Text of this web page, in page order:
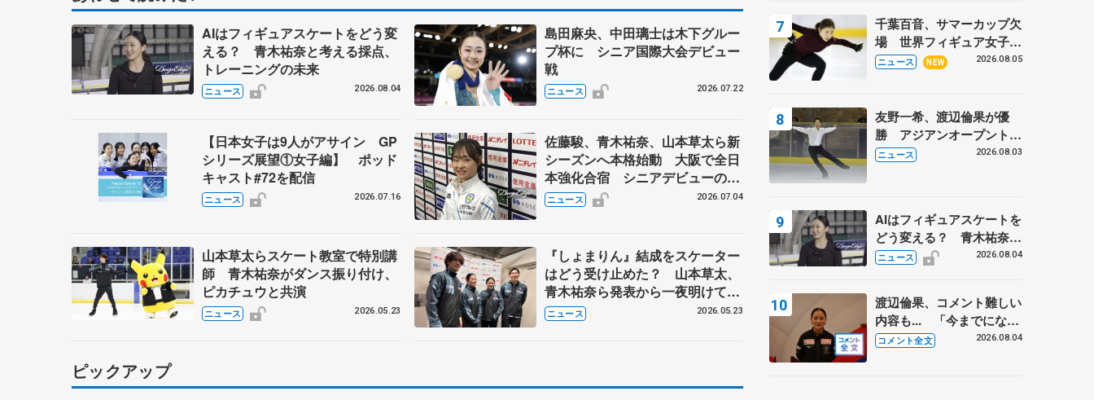
AIはフィギュアスケートをどう変
える？ 青木祐奈と考える採点、
トレーニングの未来
ニュース 2026.08.04
島田麻央、中田璃士は木下グルー
プ杯に シニア国際大会デビュー
戦
ニュース 2026.07.22
【日本女子は9人がアサイン GP
シリーズ展望①女子編】 ポッド
キャスト#72を配信
ニュース 2026.07.16
佐藤駿、青木祐奈、山本草太ら新
シーズンへ本格始動 大阪で全日
本強化合宿 シニアデビューの島
田麻央らも
ニュース 2026.07.04
山本草太らスケート教室で特別講
師 青木祐奈がダンス振り付け、
ピカチュウと共演
ニュース 2026.05.23
『しょまりん』結成をスケーター
はどう受け止めた？ 山本草太、
青木祐奈ら発表から一夜明けてコ
メント
ニュース 2026.05.23
ピックアップ
トロフィーフリー後】
千葉百音、サマーカップ欠
場 世界フィギュア女子2
位
ニュース NEW 2026.08.05
友野一希、渡辺倫果が優
勝 アジアンオープントロ
フィー
ニュース 2026.08.03
AIはフィギュアスケートを
どう変える？ 青木祐奈と
考える採点、トレーニング
ニュース 2026.08.04
渡辺倫果、コメント難しい
内容も... 「今までにない
くらい早めに仕上げられて
コメント全文 2026.08.04